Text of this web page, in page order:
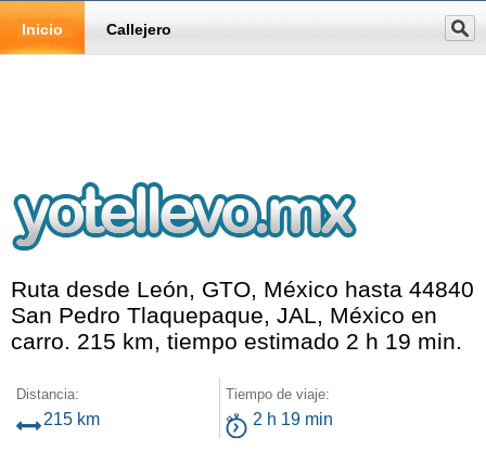
Inicio Callejero
Ruta desde León, GTO, México hasta 44840
San Pedro Tlaquepaque, JAL, México en
carro. 215 km, tiempo estimado 2 h 19 min.
Distancia:
215 km
Tiempo de viaje:
2 h 19 min